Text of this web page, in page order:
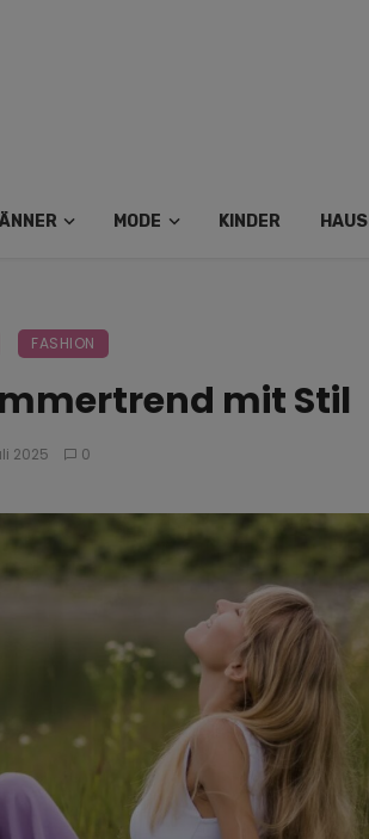
MODE KINDER HAUS
FASHION
mit Stil
2025 0